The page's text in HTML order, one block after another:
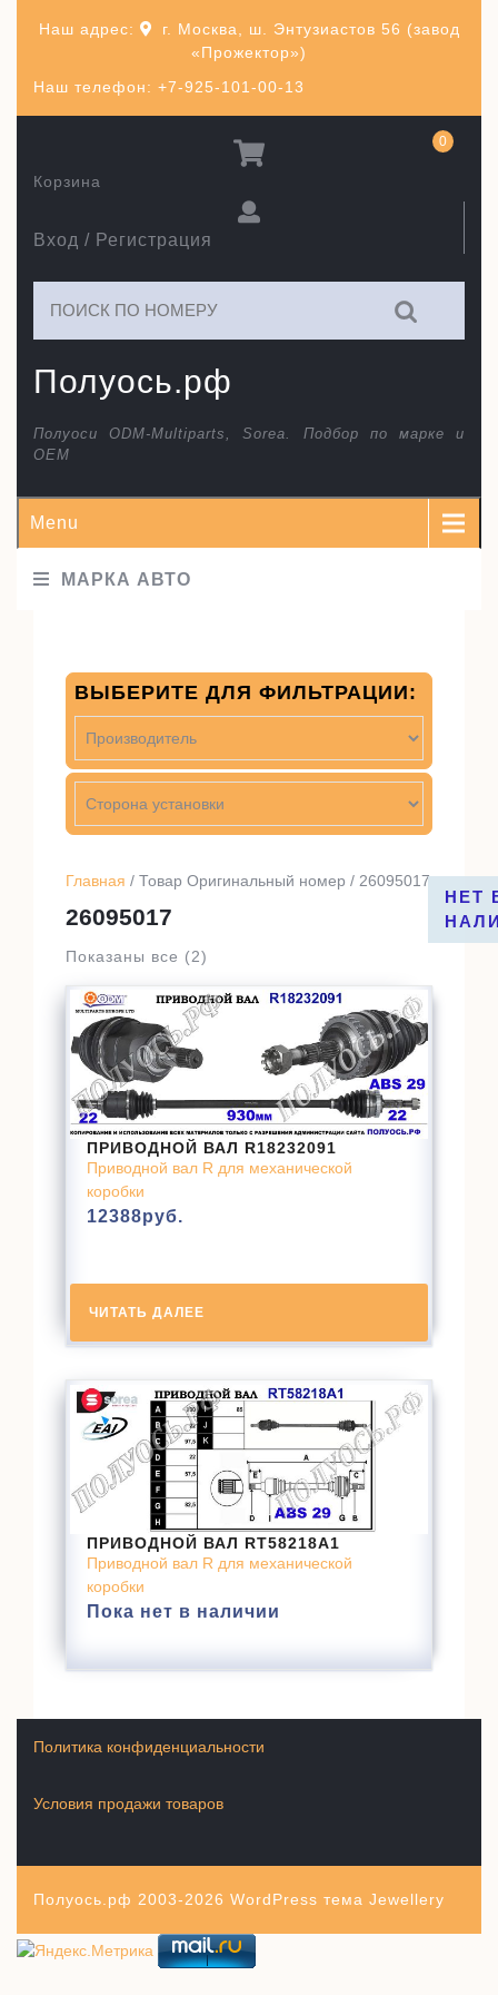
Наш телефон: +7-925-101-00-13
Наш адрес:
г. Москва, ш. Энтузиастов 56 (завод
«Прожектор»)
Полуось.рф
Полуоси ODM-Multiparts, Sorea. Подбор по марке и
ОЕМ
Вход / Регистрация
Корзина
0
Menu
МАРКА АВТО
Главная / Товар Оригинальный номер / 26095017
26095017
Показаны все (2)
НЕТ
ПРИВОДНОЙ ВАЛ R18232091
Приводной вал R для механической
коробки
12388руб.
ЧИТАТЬ ДАЛЕЕ
ПРИВОДНОЙ ВАЛ RT58218A1
Приводной вал R для механической
коробки
Пока нет в наличии
ВЫБЕРИТЕ ДЛЯ ФИЛЬТРАЦИИ:
Условия продажи товаров
Политика конфиденциальности
Полуось.рф 2003-2026 WordPress тема Jewellery